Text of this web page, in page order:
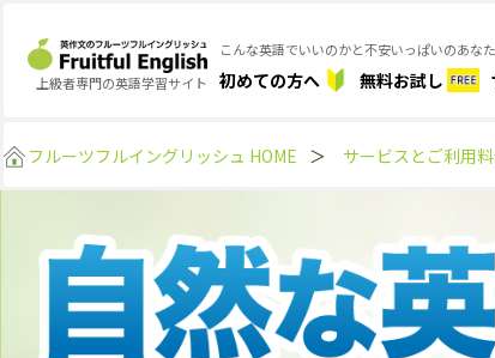
上級者専門の英語学習サイト
こんな英語でいいのかと不安いっぱいのあな
初めての方へ
無料お試し
フルーツフルイングリッシュ HOME ＞ サービスとご利用